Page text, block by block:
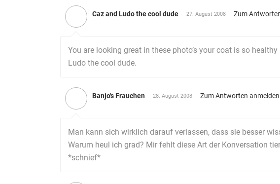
Caz and Ludo the cool dude 27. August 2008 Zum
You are looking great in these photo’s your coat is so
Ludo the cool dude.
Banjo's Frauchen 28. August 2008 Zum Antworten anmelden
Man kann sich wirklich darauf verlassen, dass sie besser
Warum heul ich grad? Mir fehlt diese Art der Konversation
*schnief*